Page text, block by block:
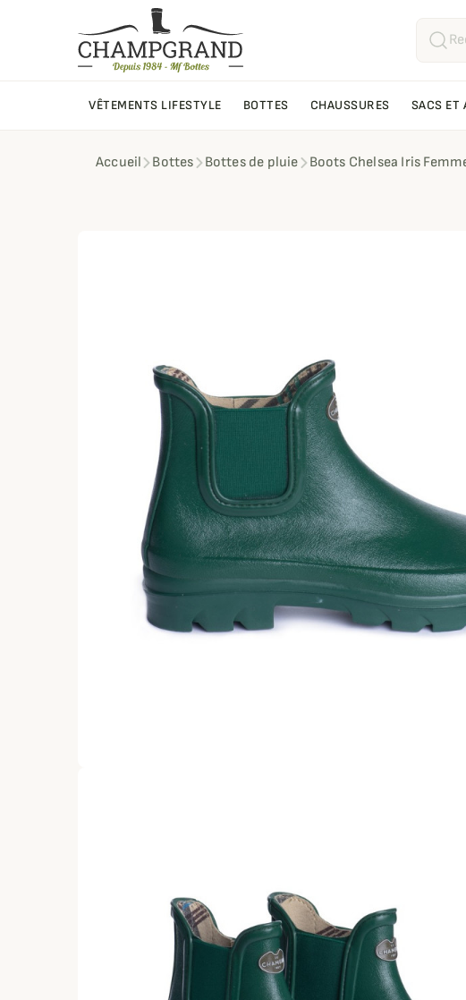
VÊTEMENTS LIFESTYLE BOTTES CHAUSSURES SACS ET
Accueil Bottes Bottes de pluie Boots Chelsea Iris